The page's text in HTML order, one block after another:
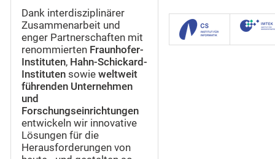
Dank interdisziplinärer
Zusammenarbeit und
enger Partnerschaften mit
renommierten Fraunhofer-
Instituten, Hahn-Schickard-
Institutensowieweltweit
führenden Unternehmen
und
Forschungseinrichtungen
entwickeln wir innovative
Lösungen für die
Herausforderungen von